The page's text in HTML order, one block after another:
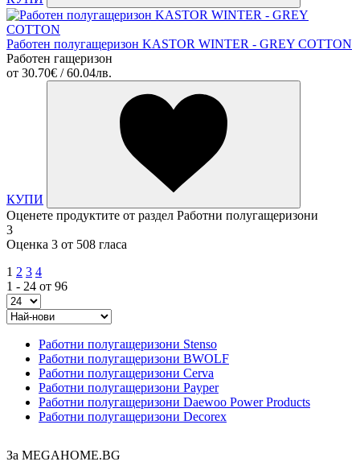
Работен полугащеризон KASTOR WINTER - GREY COTTON
Работен гащеризон
от 30.70€ / 60.04лв.
КУПИ
Оценете продуктите от раздел Работни полугащеризони
3
Оценка 3 от 508 гласа
1 2 3 4
1 - 24 от 96
Работни полугащеризони Stenso
Работни полугащеризони BWOLF
Работни полугащеризони Cerva
Работни полугащеризони Payper
Работни полугащеризони Daewoo Power Products
Работни полугащеризони Decorex
За MEGAHOME.BG